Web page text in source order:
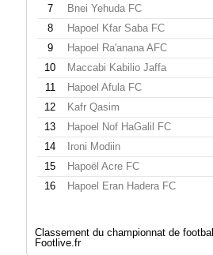
7
Bnei Yehuda FC
8
Hapoel Kfar Saba FC
9
Hapoel Ra'anana AFC
10
Maccabi Kabilio Jaffa
11
Hapoel Afula FC
12
Kafr Qasim
13
Hapoel Nof HaGalil FC
14
Ironi Modiin
15
Hapoël Acre FC
16
Hapoel Eran Hadera FC
Classement du championnat de
Footlive.fr